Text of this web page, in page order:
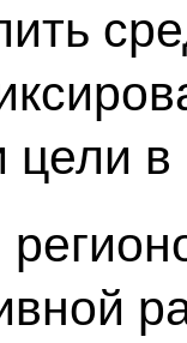
цели